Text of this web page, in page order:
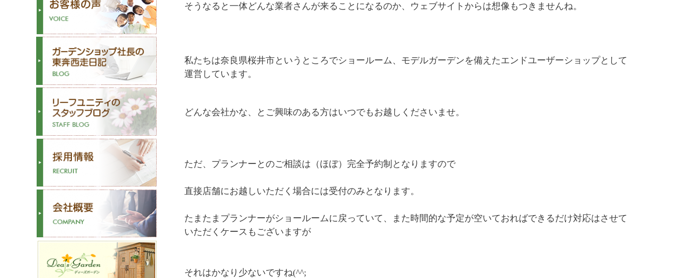
そうなると一体どんな業者さんが来ることになるのか、ウェブサイトからは想像もつきませんね。
私たちは奈良県桜井市というところでショールーム、モデルガーデンを備えたエンドユーザーショップとして
運営しています。
どんな会社かな、とご興味のある方はいつでもお越しくださいませ。
ただ、プランナーとのご相談は（ほぼ）完全予約制となりますので
直接店舗にお越しいただく場合には受付のみとなります。
たまたまプランナーがショールームに戻っていて、また時間的な予定が空いておればできるだけ対応はさせて
いただくケースもございますが
それはかなり少ないですね(^^;